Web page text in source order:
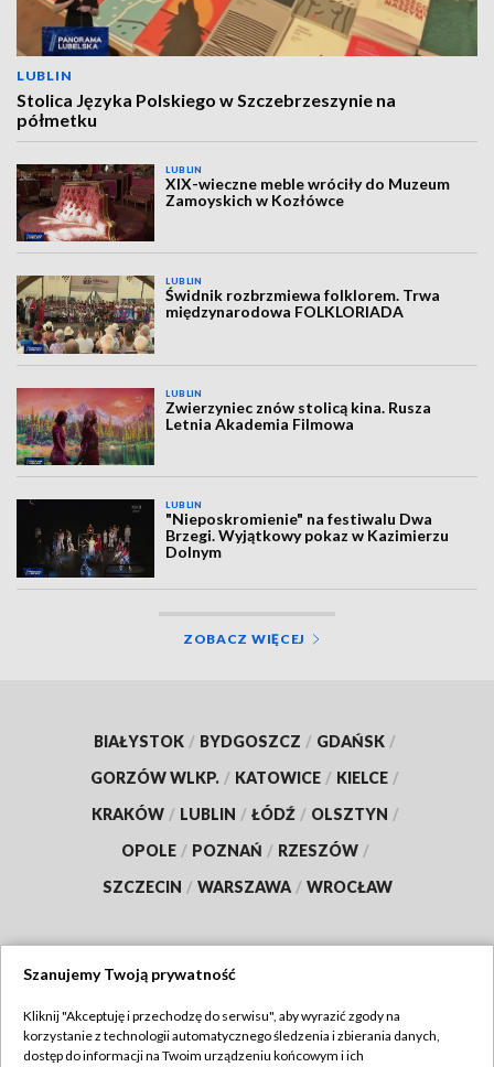
LUBLIN
Stolica Języka Polskiego w Szczebrzeszynie na
półmetku
LUBLIN
XIX-wieczne meble wróciły do Muzeum
Zamoyskich w Kozłówce
LUBLIN
Świdnik rozbrzmiewa folklorem. Trwa
międzynarodowa FOLKLORIADA
LUBLIN
Zwierzyniec znów stolicą kina. Rusza
Letnia Akademia Filmowa
LUBLIN
"Nieposkromienie" na festiwalu Dwa
Brzegi. Wyjątkowy pokaz w Kazimierzu
Dolnym
ZOBACZ WIĘCEJ
BIAŁYSTOK / BYDGOSZCZ / GDAŃSK /
GORZÓW WLKP. / KATOWICE / KIELCE /
KRAKÓW / LUBLIN / ŁÓDŹ / OLSZTYN /
OPOLE / POZNAŃ / RZESZÓW /
SZCZECIN / WARSZAWA / WROCŁAW
TVP
Szanujemy Twoją prywatność
Kliknij "Akceptuję i przechodzę do serwisu", aby wyrazić zgody na
korzystanie z technologii automatycznego śledzenia i zbierania danych,
dostęp do informacji na Twoim urządzeniu końcowym i ich